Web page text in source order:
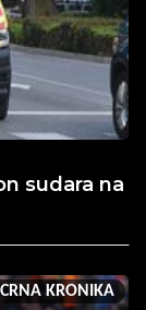
sudara na
CRNA KRONIKA